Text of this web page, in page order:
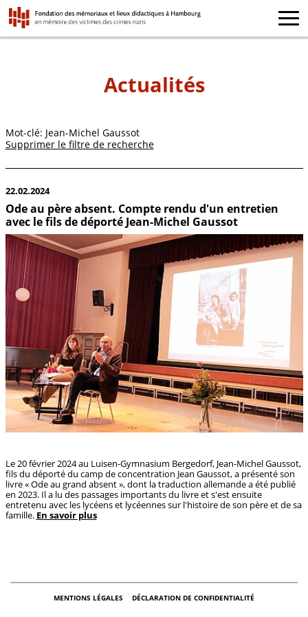
Actualités
Mot-clé: Jean-Michel Gaussot
Supprimer le filtre de recherche
22.02.2024
Ode au père absent. Compte rendu d'un entretien
avec le fils de déporté Jean-Michel Gaussot
Le 20 février 2024 au Luisen-Gymnasium Bergedorf, Jean-Michel Gaussot,
fils du déporté du camp de concentration Jean Gaussot, a présenté son
livre « Ode au grand absent », dont la traduction allemande a été publié
en 2023. Il a lu des passages importants du livre et s'est ensuite
entretenu avec les lycéens et lycéennes sur l'histoire de son père et de sa
famille. En savoir plus
MENTIONS LÉGALES DÉCLARATION DE CONFIDENTIALITÉ